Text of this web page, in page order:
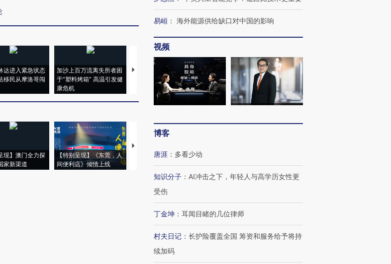
达进入紧急状态
移民从摩洛哥闯
加沙上百万流离失所者困
于“塑料烤箱” 高温引发健
康危机
视线｜HYROX的吸金
术：是什么让中产们甘
心“花钱找虐”？
马航飞行员跨国走私7万
粒摇头丸 尿检体内含3种
毒品
视线｜被称为“蟑螂”的印
育部长拱下台
现】澳门全力探
家新渠道
【特别呈现】《东莞，人
间便利店》倾情上线
【推广】走进第四届链博
会，让数智科技“链”接产
有意思的生活方式·第三对
住三大增长引擎是什么？
易峘 ： 海外能源供给缺口对中国的影响
视频
博客
唐涯 ： 多看少动
知识分子 ： AI冲击之下，年轻人与高学历女性更
受伤
丁金坤 ： 耳闻目睹的几位律师
村夫日记 ： 长护险覆盖全国 筹资和服务给予将持
续加码